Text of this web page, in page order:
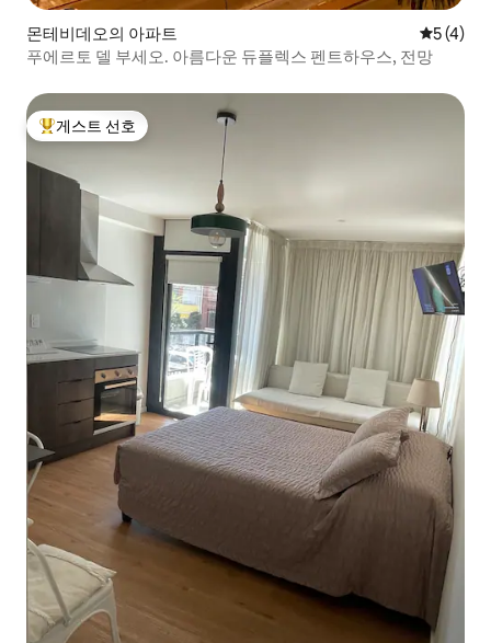
몬테비데오의 아파트 평점 5점
5 (4)
푸에르토 델 부세오. 아름다운 듀플렉스 펜트하우스, 전망
상위 게스트 선호
게스트 선호